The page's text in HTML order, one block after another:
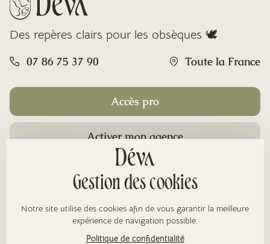
Des repères clairs pour les obsèques 🕊️
07 86 75 37 90 Toute la France
Accès pro
Activer mon agence
Gestion des cookies
Notre site utilise des cookies afin de vous garantir la meilleure
expérience de navigation possible.
Politique de confidentialité